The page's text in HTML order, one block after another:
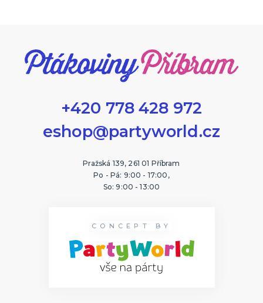
+420 778 428 972
eshop@partyworld.cz
Pražská 139, 261 01 Příbram
Po - Pá: 9:00 - 17:00,
So: 9:00 - 13:00
CONCEPT BY